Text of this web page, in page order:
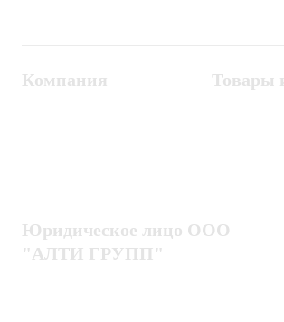
Компания Товары
Юридическое лицо ООО
"АЛТИ ГРУПП"